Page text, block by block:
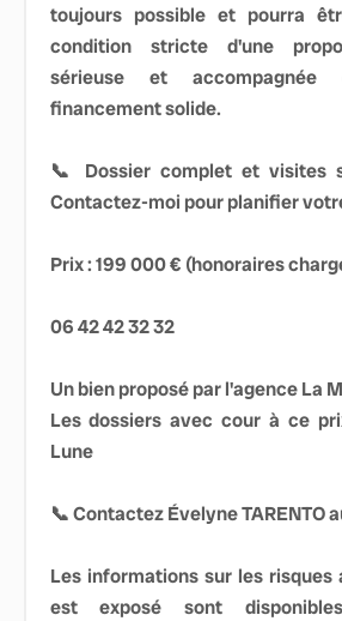
toujours possible et pourra
condition stricte d'une
sérieuse et
financement solide.
📞 Dossier complet et visites
Contactez-moi pour planifier
Prix : 199 000 € (honoraires
06 42 42 32 32
Un bien proposé par l'agence La
Les dossiers avec cour à ce
Lune
📞 Contactez Évelyne TARENTO
Les informations sur les risques
est exposé sont